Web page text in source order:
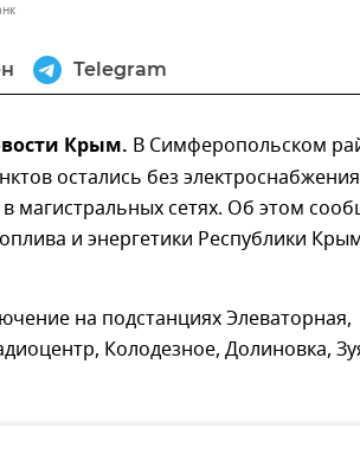
Telegram
Крым. В Симферопольском
остались без
магистральных сетях. Об этом
и энергетики Республики
на подстанциях Элеваторная,
Колодезное, Долиновка,